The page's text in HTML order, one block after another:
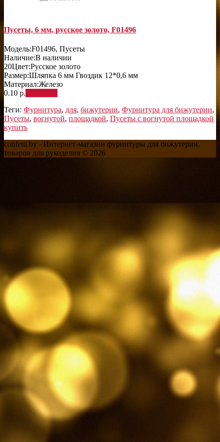
Пусеты, 6 мм, русское золото, F01496
Модель:F01496, Пусеты
Наличие:В наличии
20Цвет:Русское золото
Размер:Шляпка 6 мм Гвоздик 12*0,6 мм
Материал:Железо
0.10 р.
Теги: Фурнитура, для, бижутерии, Фурнитура для бижутерии,
Пусеты, вогнутой, площадкой, Пусеты с вогнутой площадкой
купить
confetti.by - Интернет-магазин фурнитуры для бижутерии,
товаров для рукоделия © 2026